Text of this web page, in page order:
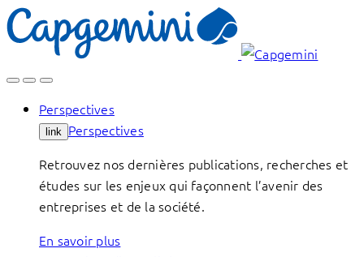
Skip
to
Perspectives
link Perspectives
Retrouvez nos dernières publications, recherches et
études sur les enjeux qui façonnent l’avenir des
entreprises et de la société.
En savoir plus